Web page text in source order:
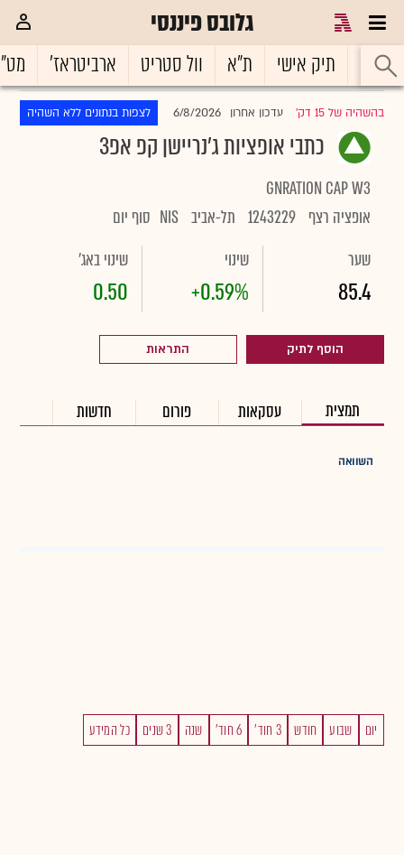
גלובס פיננסי
ראשי תיק אישי ת"א וול סטריט ארביטראז'
בהשהיה של 15 דק' |עדכון אחרון 6/8/2026 לצפות בנתונים ללא השהיה
כתבי אופציות ג'נריישן קפ אפ3
GNRATION CAP W3
אופציה רצף 1243229 תל-אביב NIS סוף יום
שער
85.4
שינוי
+0.59%
שינוי באג'
0.50
הוסף לתיק התראות
תמצית עסקאות פורום חדשות
השוואה
יום שבוע חודש 3 חוד' 6 חוד' שנה 3 שנים כל המידע